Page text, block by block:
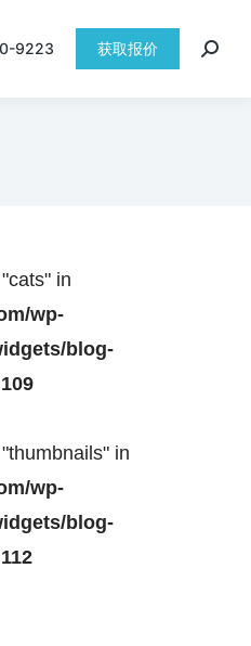
9223 获取报价
in
wp-
blog-
109
in
wp-
blog-
112